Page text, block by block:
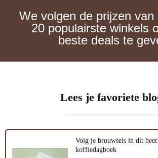
We volgen de prijzen van
20 populairste winkels
beste deals te
Lees je favoriete
Volg je brouwsels in dit
koffiedagboek